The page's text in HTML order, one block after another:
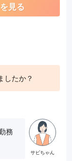
見る
したか？
務